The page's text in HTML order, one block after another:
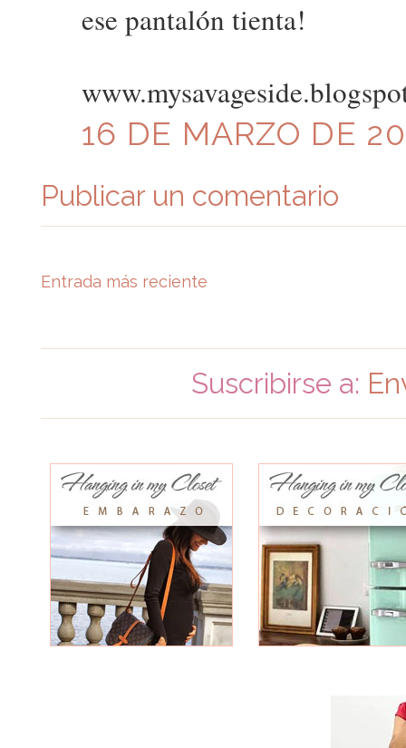
ese pantalón tienta!
16 DE MARZO DE
Publicar un comentario
Entrada más reciente
Suscribirse a: